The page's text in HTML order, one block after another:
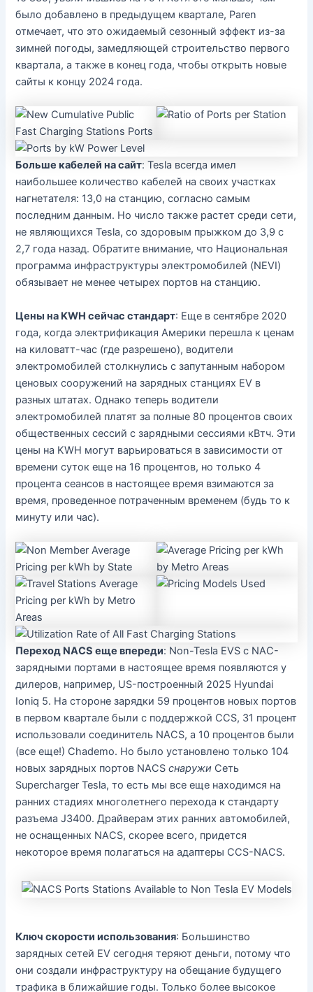
было добавлено в предыдущем квартале, Paren
отмечает, что это ожидаемый сезонный эффект из-за
зимней погоды, замедляющей строительство первого
квартала, а также в конец года, чтобы открыть новые
сайты к концу 2024 года.
Больше кабелей на сайт: Tesla всегда имел
наибольшее количество кабелей на своих участках
нагнетателя: 13,0 на станцию, согласно самым
последним данным. Но число также растет среди сети,
не являющихся Tesla, со здоровым прыжком до 3,9 с
2,7 года назад. Обратите внимание, что Национальная
программа инфраструктуры электромобилей (NEVI)
обязывает не менее четырех портов на станцию.
Цены на KWH сейчас стандарт: Еще в сентябре 2020
года, когда электрификация Америки перешла к ценам
на киловатт-час (где разрешено), водители
электромобилей столкнулись с запутанным набором
ценовых сооружений на зарядных станциях EV в
разных штатах. Однако теперь водители
электромобилей платят за полные 80 процентов своих
общественных сессий с зарядными сессиями кВтч. Эти
цены на KWH могут варьироваться в зависимости от
времени суток еще на 16 процентов, но только 4
процента сеансов в настоящее время взимаются за
время, проведенное потраченным временем (будь то к
минуту или час).
Переход NACS еще впереди: Non-Tesla EVS с NAC-
зарядными портами в настоящее время появляются у
дилеров, например, US-построенный 2025 Hyundai
Ioniq 5. На стороне зарядки 59 процентов новых портов
в первом квартале были с поддержкой CCS, 31 процент
использовали соединитель NACS, а 10 процентов были
(все еще!) Chademo. Но было установлено только 104
новых зарядных портов NACSснаружи Сеть
Supercharger Tesla, то есть мы все еще находимся на
ранних стадиях многолетнего перехода к стандарту
разъема J3400. Драйверам этих ранних автомобилей,
не оснащенных NACS, скорее всего, придется
некоторое время полагаться на адаптеры CCS-NACS.
Ключ скорости использования: Большинство
зарядных сетей EV сегодня теряют деньги, потому что
они создали инфраструктуру на обещание будущего
трафика в ближайшие годы. Только более высокое